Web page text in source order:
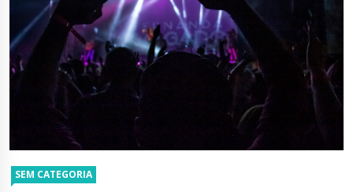
SEM CATEGORIA